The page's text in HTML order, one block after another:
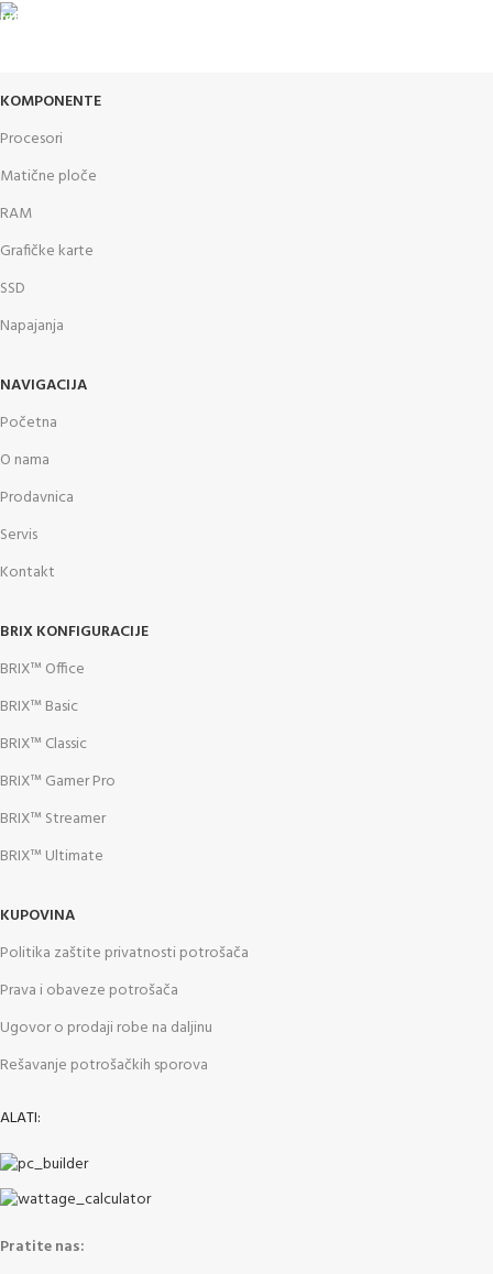
KOMPONENTE
Procesori
Matične ploče
RAM
Grafičke karte
SSD
Napajanja
NAVIGACIJA
Početna
O nama
Prodavnica
Servis
Kontakt
BRIX KONFIGURACIJE
BRIX™ Office
BRIX™ Basic
BRIX™ Classic
BRIX™ Gamer Pro
BRIX™ Streamer
BRIX™ Ultimate
KUPOVINA
Politika zaštite privatnosti potrošača
Prava i obaveze potrošača
Ugovor o prodaji robe na daljinu
Rešavanje potrošačkih sporova
ALATI:
Pratite nas: